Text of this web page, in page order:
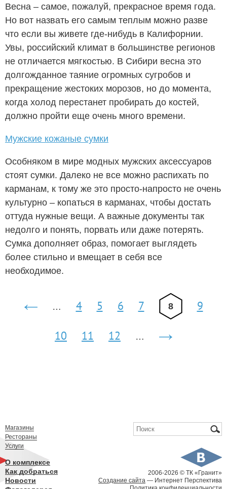
Весна – самое, пожалуй, прекрасное время года.
Но вот назвать его самым теплым можно разве
что если вы живете где-нибудь в Калифорнии.
Увы, российский климат в большинстве регионов
не отличается мягкостью. В Сибири весна это
долгожданное таяние огромных сугробов и
прекращение жестоких морозов, но до момента,
когда холод перестанет пробирать до костей,
должно пройти еще очень много времени.
Мужские кожаные сумки
Особняком в мире модных мужских аксессуаров
стоят сумки. Далеко не все можно распихать по
карманам, к тому же это просто-напросто не очень
культурно – копаться в карманах, чтобы достать
оттуда нужные вещи. А важные документы так
недолго и понять, порвать или даже потерять.
Сумка дополняет образ, помогает выглядеть
более стильно и вмещает в себя все
необходимое.
предыдущая
… 4 5 6 7 8 9
10 11 12 …
2006-2026 © ТК «Гранит»
Создание сайта — Интернет Перспектива
Форма поиска
Поиск
Магазины
Рестораны
Услуги
О комплексе
Как добраться
Новости